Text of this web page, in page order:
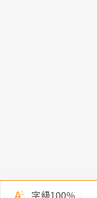
字級100％